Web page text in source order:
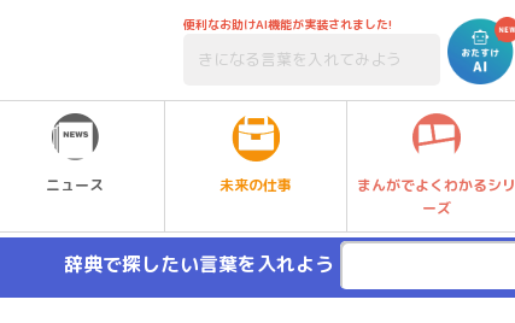
便利なお助けAI機能が実装されました!
ニュース 未来の仕事
まんがでよくわかるシリ
ーズ
辞典で探したい言葉を入れよう